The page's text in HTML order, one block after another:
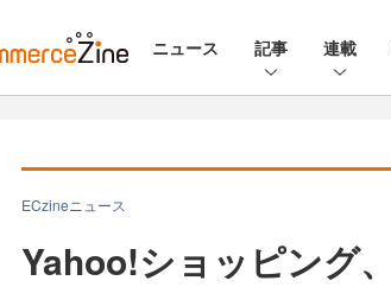
ニュース 記事 連載
ECzineニュース
Yahoo!ショッピング